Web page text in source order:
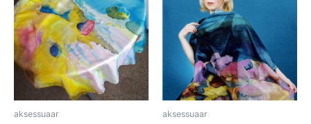
aksessuaar aksessuaar